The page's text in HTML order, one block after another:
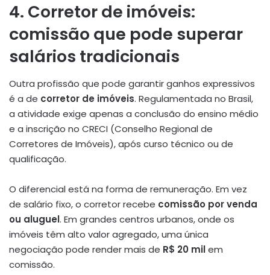
4. Corretor de imóveis:
comissão que pode superar
salários tradicionais
Outra profissão que pode garantir ganhos expressivos
é a de corretor de imóveis. Regulamentada no Brasil,
a atividade exige apenas a conclusão do ensino médio
e a inscrição no CRECI (Conselho Regional de
Corretores de Imóveis), após curso técnico ou de
qualificação.
O diferencial está na forma de remuneração. Em vez
de salário fixo, o corretor recebe comissão por venda
ou aluguel. Em grandes centros urbanos, onde os
imóveis têm alto valor agregado, uma única
negociação pode render mais de R$ 20 milem
comissão.